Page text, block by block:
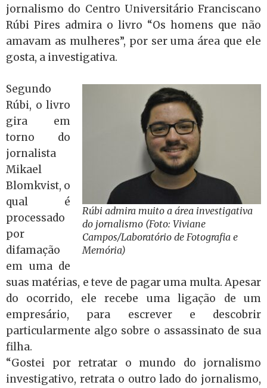
jornalismo do Centro Universitário Franciscano
Rúbi Pires admira o livro “Os homens que não
amavam as mulheres”, por ser uma área que ele
gosta, a investigativa.
Rúbi admira muito a área investigativa
do jornalismo (Foto: Viviane
Campos/Laboratório de Fotografia e
Memória)
Segundo
Rúbi, o livro
gira em
torno do
jornalista
Mikael
Blomkvist, o
qual é
processado
por
difamação
em uma de
suas matérias, e teve de pagar uma multa. Apesar
do ocorrido, ele recebe uma ligação de um
empresário, para escrever e descobrir
particularmente algo sobre o assassinato de sua
filha.
“Gostei por retratar o mundo do jornalismo
investigativo, retrata o outro lado do jornalismo,